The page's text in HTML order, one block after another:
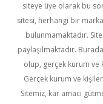
siteye üye olarak bu
sitesi, herhangi bir
bulunmamaktadır.
paylaşılmaktadır.
olup, gerçek kurum ve
Gerçek kurum ve
Sitemiz, kar amacı